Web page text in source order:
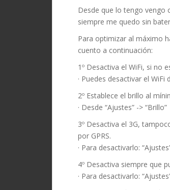
Desde que lo tengo vengo
siempre me quedo sin
Para optimizar al máximo
cuento a continuación:
1º Desactiva el WiFi, si no
· Puedes desactivar el WiFi
2º Establece el brillo al
· Desde “Ajustes” -> “Brillo”
3º Desactiva el 3G,
por GPRS.
· Para desactivarlo:
4º Desactiva siempre que
· Para desactivarlo: